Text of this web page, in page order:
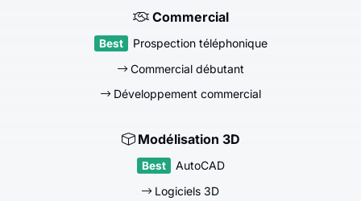
Commercial
Prospection téléphonique
Commercial débutant
Développement commercial
Modélisation 3D
AutoCAD
Logiciels 3D